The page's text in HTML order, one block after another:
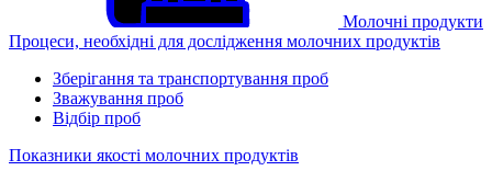
Молочні продукти
Процеси, необхідні для дослідження молочних продуктів
Зберігання та транспортування проб
Зважування проб
Відбір проб
Показники якості молочних продуктів